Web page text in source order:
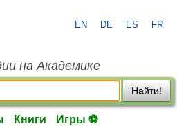
EN DE ES FR
на Академике
Найти!
Книги Игры ⚽